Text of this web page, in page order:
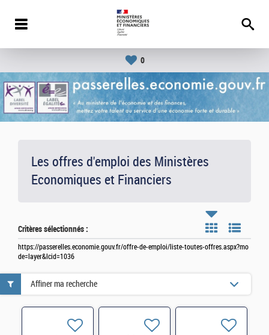
0
Les offres d'emploi des Ministères
Economiques et Financiers
Critères sélectionnés :
https://passerelles.economie.gouv.fr/offre-de-emploi/liste-toutes-offres.aspx?mo
de=layer&lcid=1036
Affiner ma recherche